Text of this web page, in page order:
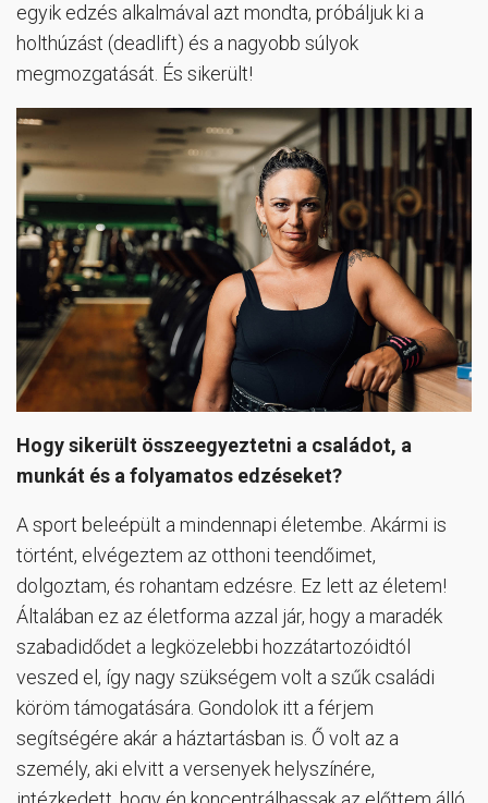
egyik edzés alkalmával azt mondta, próbáljuk ki a
holthúzást (deadlift) és a nagyobb súlyok
megmozgatását. És sikerült!
Hogy sikerült összeegyeztetni a családot, a
munkát és a folyamatos edzéseket?
A sport beleépült a mindennapi életembe. Akármi is
történt, elvégeztem az otthoni teendőimet,
dolgoztam, és rohantam edzésre. Ez lett az életem!
Általában ez az életforma azzal jár, hogy a maradék
szabadidődet a legközelebbi hozzátartozóidtól
veszed el, így nagy szükségem volt a szűk családi
köröm támogatására. Gondolok itt a férjem
segítségére akár a háztartásban is. Ő volt az a
személy, aki elvitt a versenyek helyszínére,